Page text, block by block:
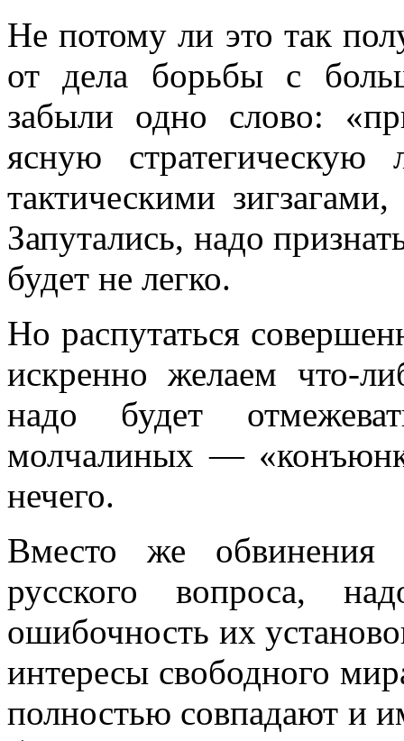
Не потому ли это так
от дела борьбы с
забыли одно слово:
ясную
тактическими
Запутались, надо
будет не легко.
Но распутаться
искренно же­лаем что-
надо будет
молчалиных —
нечего.
Вместо же обвинения
русского вопроса,
ошибочность их
интересы свободного
полностью совпадают и